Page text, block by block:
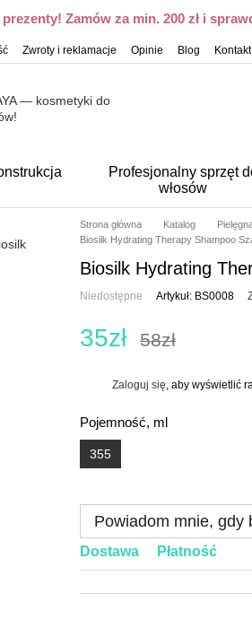
Zamów za min. 200 zł i
Zwroty i reklamacje Opinie Blog Kontakt
Profesjonalny sprzęt
włosów
Strona główna Katalog
Biosilk Hydrating Therapy Shampoo
Biosilk Hydrating
Niedostępne Artykuł: BS0008
35zł 58zł
Zaloguj się , aby wyświetlić
Pojemność, ml
355
Powiadom mnie, gdy
Dostawa Płatność